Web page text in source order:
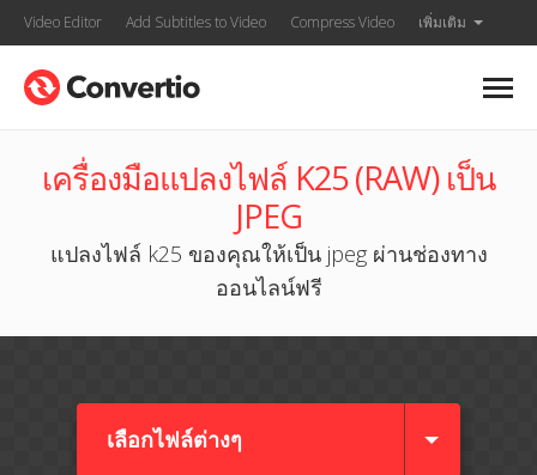
Video Editor Add Subtitles to Video Compress Video เพิ่มเติม
เครื่องมือแปลงไฟล์ K25 (RAW) เป็น
JPEG
แปลงไฟล์ k25 ของคุณให้เป็น jpeg ผ่านช่องทาง
ออนไลน์ฟรี
เลือกไฟล์ต่างๆ​